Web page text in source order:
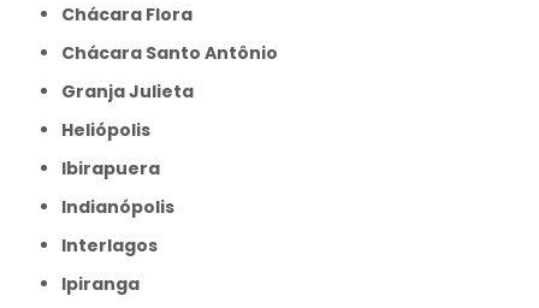
Chácara Flora
Chácara Santo Antônio
Granja Julieta
Heliópolis
Ibirapuera
Indianópolis
Interlagos
Ipiranga